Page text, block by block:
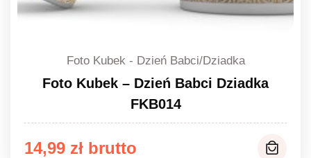
Foto Kubek - Dzień Babci/Dziadka
Foto Kubek – Dzień Babci Dziadka
FKB014
14,99 zł